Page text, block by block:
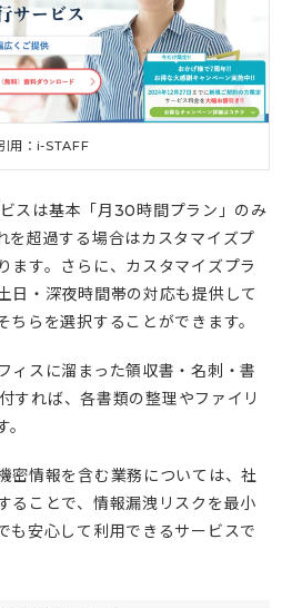
引用：i-STAFF
スは基本「月30時間プラン」のみ
を超過する場合はカスタマイズプ
ます。さらに、カスタマイズプラ
日・深夜時間帯の対応も提供して
ちらを選択することができます。
ィスに溜まった領収書・名刺・書
すれば、各書類の整理やファイリ
密情報を含む業務については、社
ることで、情報漏洩リスクを最小
も安心して利用できるサービスで